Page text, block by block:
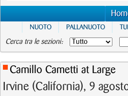
NUOTO PALLANUOTO
Cerca tra le sezioni:
Camillo Cametti at Large
Irvine (California), 9